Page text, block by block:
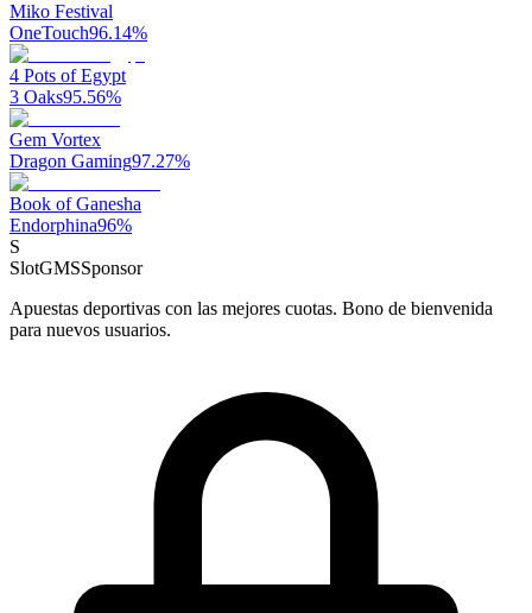
Miko Festival
OneTouch96.14%
4 Pots of Egypt
3 Oaks95.56%
Gem Vortex
Dragon Gaming97.27%
Book of Ganesha
Endorphina96%
S
SlotGMSSponsor
Apuestas deportivas con las mejores cuotas. Bono de bienvenida
para nuevos usuarios.